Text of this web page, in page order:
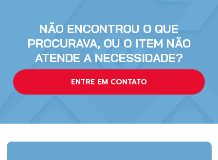
NÃO ENCONTROU O QUE
PROCURAVA, OU O ITEM NÃO
ATENDE A NECESSIDADE?
ENTRE EM CONTATO